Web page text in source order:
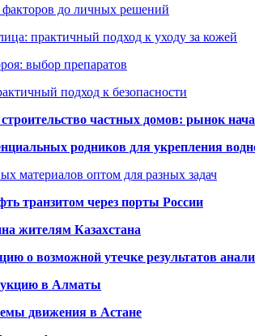
факторов до личных решений
практичный подход к уходу за кожей
выбор препаратов
подход к безопасности
частных домов: рынок
родников для укрепления
материалов оптом для разных задач
транзитом через порты России
жителям Казахстана
о возможной утечке результатов
в Алматы
движения в Астане